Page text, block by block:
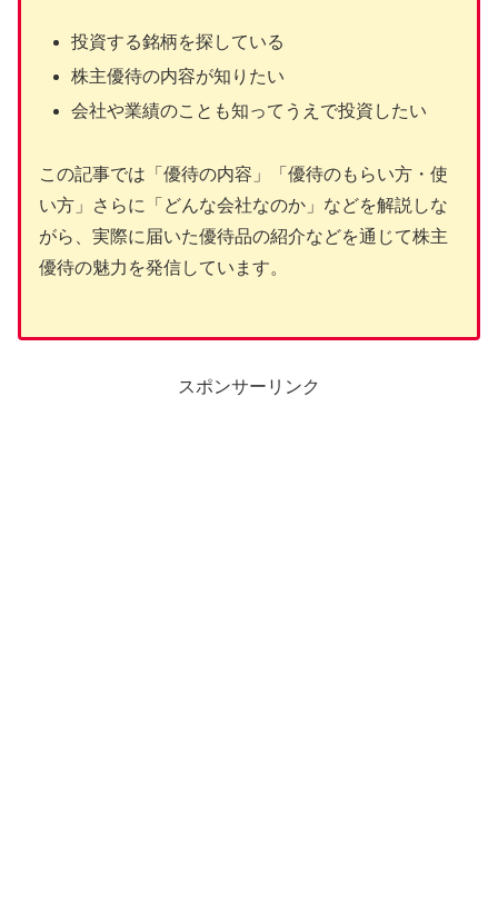
投資する銘柄を探している
株主優待の内容が知りたい
会社や業績のことも知ってうえで投資したい
この記事では「優待の内容」「優待のもらい方・使
い方」さらに「どんな会社なのか」などを解説しな
がら、実際に届いた優待品の紹介などを通じて株主
優待の魅力を発信しています。
スポンサーリンク